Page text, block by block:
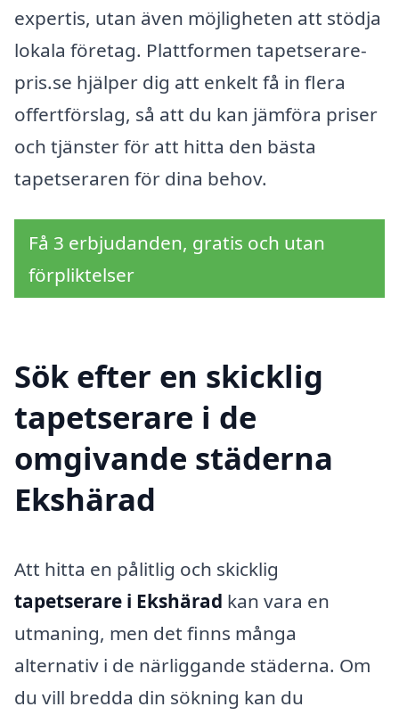
expertis, utan även möjligheten att stödja
lokala företag. Plattformen tapetserare-
pris.se hjälper dig att enkelt få in flera
offertförslag, så att du kan jämföra priser
och tjänster för att hitta den bästa
tapetseraren för dina behov.
Få 3 erbjudanden, gratis och utan
förpliktelser
Sök efter en skicklig
tapetserare i de
omgivande städerna
Ekshärad
Att hitta en pålitlig och skicklig
tapetserare i Ekshärad kan vara en
utmaning, men det finns många
alternativ i de närliggande städerna. Om
du vill bredda din sökning kan du